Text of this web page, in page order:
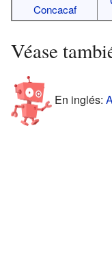
Concacaf
Véase
En inglés: